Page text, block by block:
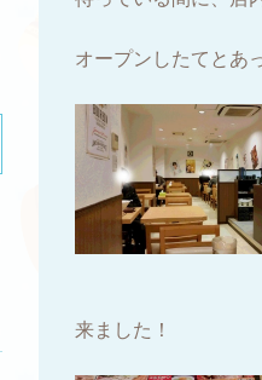
オープンしたてとあ
来ました！